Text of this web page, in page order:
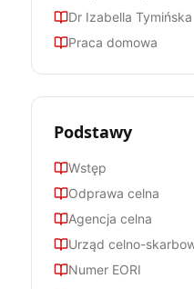
Dr Izabella Tymińska
Praca domowa
Podstawy
Wstęp
Odprawa celna
Agencja celna
Urząd celno-
Numer EORI